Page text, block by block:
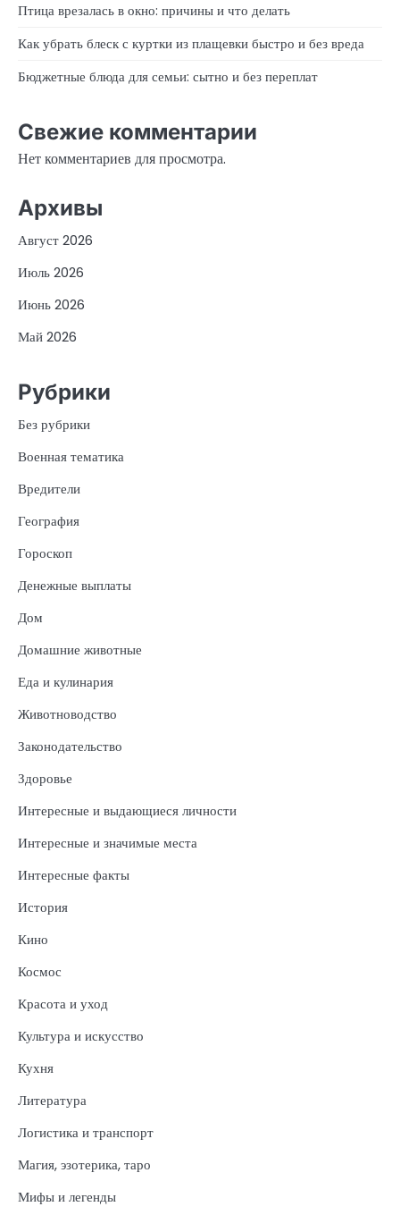
Птица врезалась в окно: причины и что делать
Как убрать блеск с куртки из плащевки быстро и без вреда
Бюджетные блюда для семьи: сытно и без переплат
Свежие комментарии
Нет комментариев для просмотра.
Архивы
Август 2026
Июль 2026
Июнь 2026
Май 2026
Рубрики
Без рубрики
Военная тематика
Вредители
География
Гороскоп
Денежные выплаты
Дом
Домашние животные
Еда и кулинария
Животноводство
Законодательство
Здоровье
Интересные и выдающиеся личности
Интересные и значимые места
Интересные факты
История
Кино
Космос
Красота и уход
Культура и искусство
Кухня
Литература
Логистика и транспорт
Магия, эзотерика, таро
Мифы и легенды